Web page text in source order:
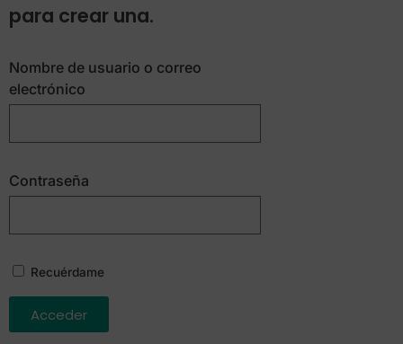
para crear una.
Nombre de usuario o correo
electrónico
Contraseña
Recuérdame
Acceder